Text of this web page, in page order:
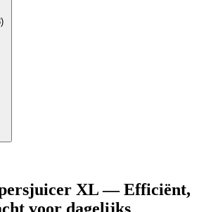
XL — Efficiënt,